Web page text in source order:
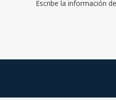
Escribe la información